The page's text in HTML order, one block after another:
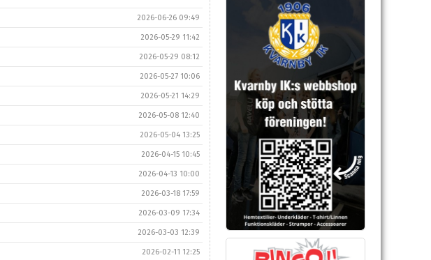
2026-06-26 09:49
2026-05-29 11:42
2026-05-29 08:12
2026-05-27 10:06
2026-05-21 14:29
2026-05-08 12:40
2026-05-04 13:25
2026-04-15 10:45
2026-04-13 10:00
2026-03-18 17:59
2026-03-09 17:34
2026-03-03 12:39
2026-02-11 12:25